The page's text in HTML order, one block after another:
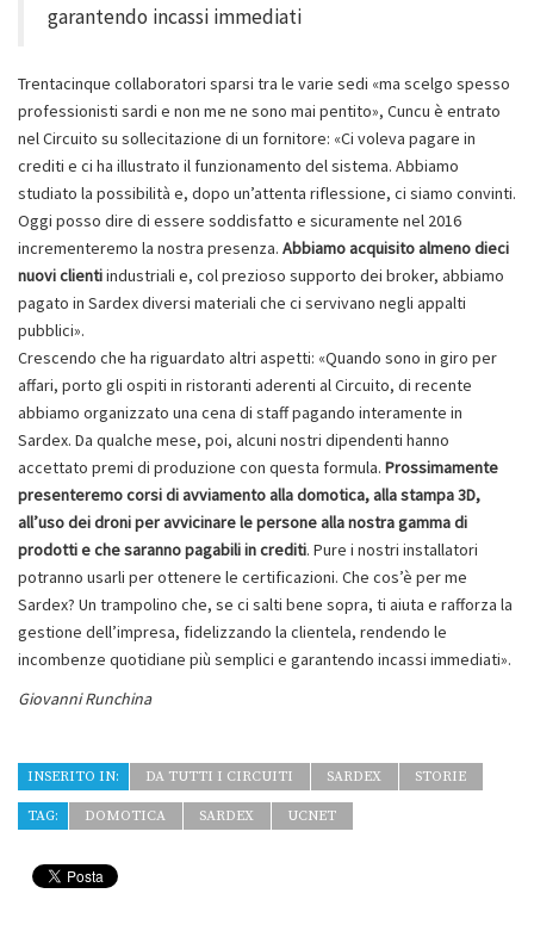
garantendo incassi immediati
Trentacinque collaboratori sparsi tra le varie sedi «ma scelgo spesso
professionisti sardi e non me ne sono mai pentito», Cuncu è entrato
nel Circuito su sollecitazione di un fornitore: «Ci voleva pagare in
crediti e ci ha illustrato il funzionamento del sistema. Abbiamo
studiato la possibilità e, dopo un’attenta riflessione, ci siamo convinti.
Oggi posso dire di essere soddisfatto e sicuramente nel 2016
incrementeremo la nostra presenza. Abbiamo acquisito almeno dieci
nuovi clientiindustriali e, col prezioso supporto dei broker, abbiamo
pagato in Sardex diversi materiali che ci servivano negli appalti
pubblici».
Crescendo che ha riguardato altri aspetti: «Quando sono in giro per
affari, porto gli ospiti in ristoranti aderenti al Circuito, di recente
abbiamo organizzato una cena di staff pagando interamente in
Sardex. Da qualche mese, poi, alcuni nostri dipendenti hanno
accettato premi di produzione con questa formula. Prossimamente
presenteremo corsi di avviamento alla domotica, alla stampa 3D,
all’uso dei droni per avvicinare le persone alla nostra gamma di
prodotti e che saranno pagabili in crediti. Pure i nostri installatori
potranno usarli per ottenere le certificazioni. Che cos’è per me
Sardex? Un trampolino che, se ci salti bene sopra, ti aiuta e rafforza la
gestione dell’impresa, fidelizzando la clientela, rendendo le
incombenze quotidiane più semplici e garantendo incassi immediati».
Giovanni Runchina
INSERITO IN: DA TUTTI I CIRCUITI SARDEX STORIE
TAG: DOMOTICA SARDEX UCNET